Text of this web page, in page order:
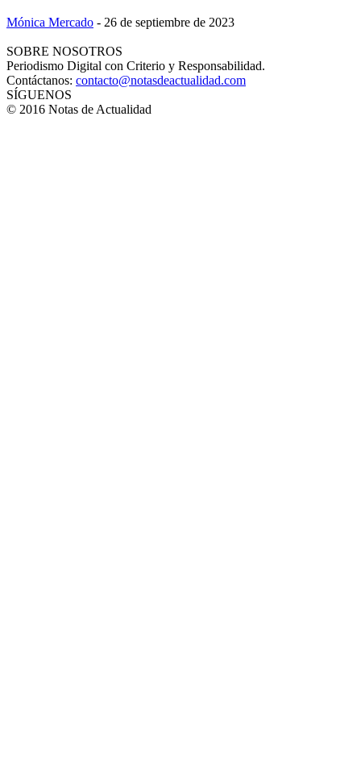
Mónica Mercado - 26 de septiembre de 2023
SOBRE NOSOTROS
Periodismo Digital con Criterio y Responsabilidad.
Contáctanos: contacto@notasdeactualidad.com
SÍGUENOS
© 2016 Notas de Actualidad